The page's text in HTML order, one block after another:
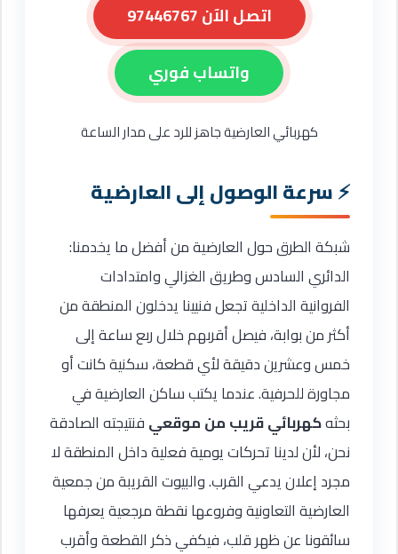
اتصل الآن 97446767
واتساب فوري
كهربائي العارضية جاهز للرد على مدار الساعة
سرعة الوصول إلى العارضية
شبكة الطرق حول العارضية من أفضل ما يخدمنا:
الدائري السادس وطريق الغزالي وامتدادات
الفروانية الداخلية تجعل فنيينا يدخلون المنطقة من
أكثر من بوابة، فيصل أقربهم خلال ربع ساعة إلى
خمس وعشرين دقيقة لأي قطعة، سكنية كانت أو
مجاورة للحرفية. عندما يكتب ساكن العارضية في
بحثهكهربائي قريب من موقعي فنتيجته الصادقة
نحن، لأن لدينا تحركات يومية فعلية داخل المنطقة لا
مجرد إعلان يدعي القرب. والبيوت القريبة من جمعية
العارضية التعاونية وفروعها نقطة مرجعية يعرفها
سائقونا عن ظهر قلب، فيكفي ذكر القطعة وأقرب